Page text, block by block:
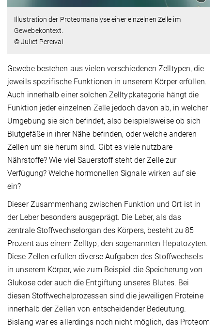
Illustration der Proteomanalyse einer einzelnen Zelle im
Gewebekontext.
© Juliet Percival
Gewebe bestehen aus vielen verschiedenen Zelltypen, die
jeweils spezifische Funktionen in unserem Körper erfüllen.
Auch innerhalb einer solchen Zelltypkategorie hängt die
Funktion jeder einzelnen Zelle jedoch davon ab, in welcher
Umgebung sie sich befindet, also beispielsweise ob sich
Blutgefäße in ihrer Nähe befinden, oder welche anderen
Zellen um sie herum sind. Gibt es viele nutzbare
Nährstoffe? Wie viel Sauerstoff steht der Zelle zur
Verfügung? Welche hormonellen Signale wirken auf sie
ein?
Dieser Zusammenhang zwischen Funktion und Ort ist in
der Leber besonders ausgeprägt. Die Leber, als das
zentrale Stoffwechselorgan des Körpers, besteht zu 85
Prozent aus einem Zelltyp, den sogenannten Hepatozyten.
Diese Zellen erfüllen diverse Aufgaben des Stoffwechsels
in unserem Körper, wie zum Beispiel die Speicherung von
Glukose oder auch die Entgiftung unseres Blutes. Bei
diesen Stoffwechelprozessen sind die jeweiligen Proteine
innerhalb der Zellen von entscheidender Bedeutung.
Bislang war es allerdings noch nicht möglich, das Proteom